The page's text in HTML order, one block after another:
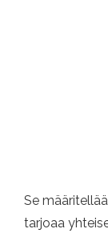
Se
tarjoaa